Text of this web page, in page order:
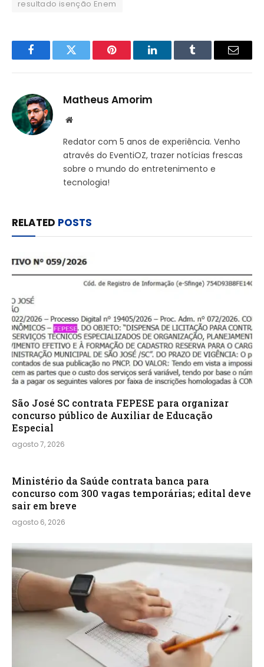
resultado isenção Enem
FacebookTwitter Pinterest LinkedInTumblr Email
Matheus Amorim
Website
Redator com 5 anos de experiência. Venho
através do EventiOZ, trazer notícias frescas
sobre o mundo do entretenimento e
tecnologia!
RELATED POSTS
São José SC contrata FEPESE para organizar
concurso público de Auxiliar de Educação
Especial
agosto 7, 2026
Ministério da Saúde contrata banca para
concurso com 300 vagas temporárias; edital deve
sair em breve
agosto 6, 2026